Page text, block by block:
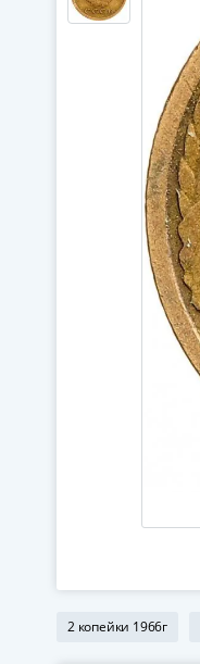
2 копейки 1966г